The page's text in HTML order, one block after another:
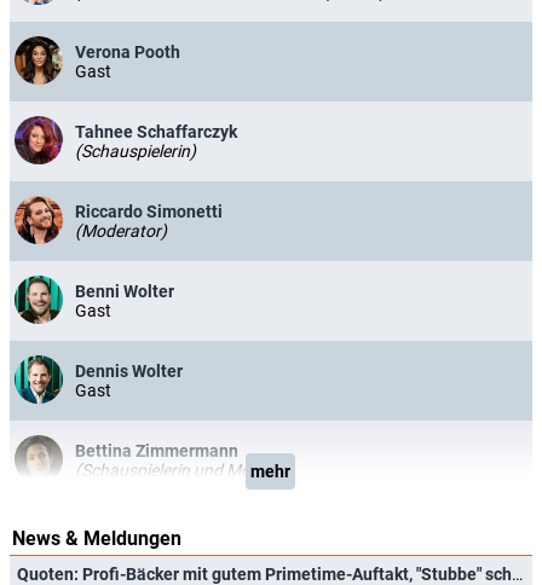
Verona Pooth
Gast
Tahnee Schaffarczyk
(Schauspielerin)
Riccardo Simonetti
(Moderator)
Benni Wolter
Gast
Dennis Wolter
Gast
Bettina Zimmermann
(Schauspielerin und Model)
mehr
News & Meldungen
Quoten: Profi-Bäcker mit gutem Primetime-Auftakt, "Stubbe" schlägt Fußballerinnen